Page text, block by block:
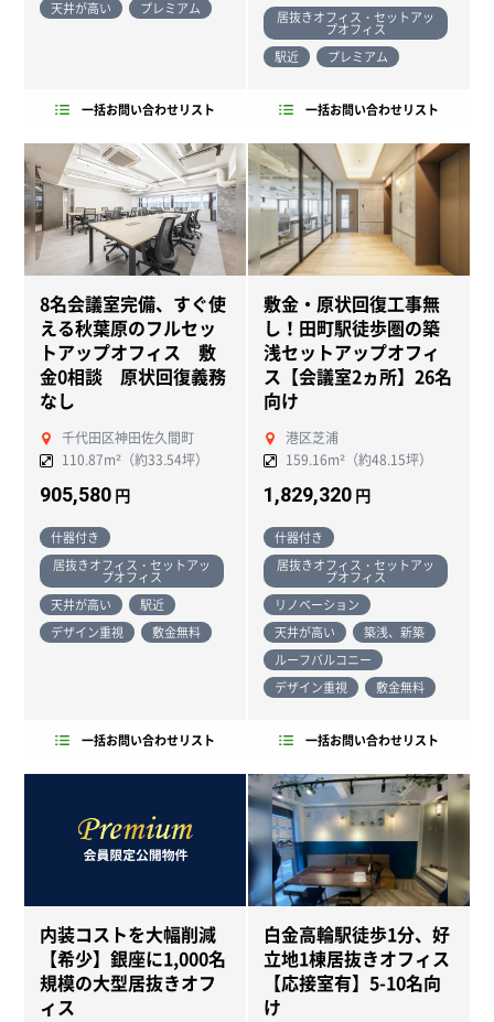
天井が高い プレミアム
一括お問い合わせリスト
居抜きオフィス・セットアッ
プオフィス
駅近
プレミアム
一括お問い合わせリスト
NEW
8名会議室完備、すぐ使
える秋葉原のフルセッ
トアップオフィス 敷
金0相談 原状回復義務
なし
千代田区神田佐久間町
110.87m²（約33.54坪）
905,580 円
什器付き
居抜きオフィス・セットアッ
プオフィス
天井が高い
駅近
デザイン重視
敷金無料
一括お問い合わせリスト
NEW
敷金・原状回復工事無
し！田町駅徒歩圏の築
浅セットアップオフィ
ス【会議室2ヵ所】26名
向け
港区芝浦
159.16m²（約48.15坪）
1,829,320 円
什器付き
居抜きオフィス・セットアッ
プオフィス
リノベーション
天井が高い
築浅、新築
ルーフバルコニー
デザイン重視
敷金無料
一括お問い合わせリスト
NEW
内装コストを大幅削減
【希少】銀座に1,000名
規模の大型居抜きオフ
ィス
NEW
白金高輪駅徒歩1分、好
立地1棟居抜きオフィス
【応接室有】5-10名向
け